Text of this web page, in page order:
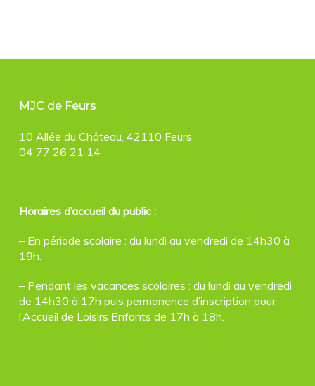
MJC de Feurs
10 Allée du Château, 42110 Feurs
04 77 26 21 14
Horaires d’accueil du public :
– En période scolaire : du lundi au vendredi de 14h30 à
19h.
– Pendant les vacances scolaires : du lundi au vendredi
de 14h30 à 17h puis permanence d’inscription pour
l’Accueil de Loisirs Enfants de 17h à 18h.